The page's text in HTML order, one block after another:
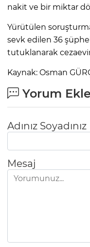
nakit ve bir miktar
Yürütülen
sevk edilen 36
tutuklanarak
Kaynak: Osman
Yorum Ekle
Adınız Soyadınız
Mesaj